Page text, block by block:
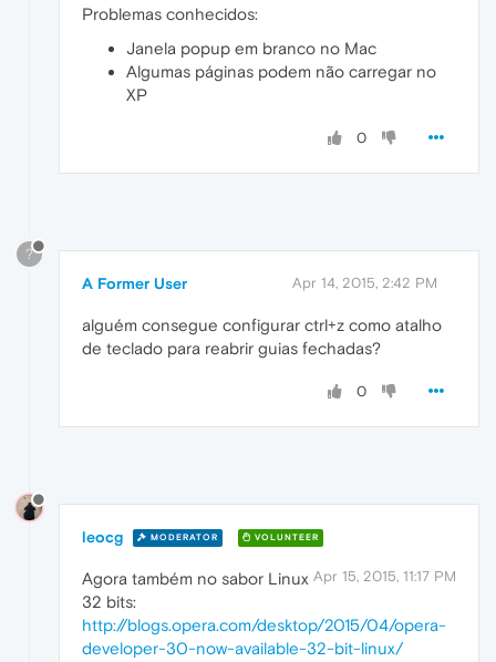
Problemas conhecidos:
Janela popup em branco no Mac
Algumas páginas podem não carregar no
XP
0
?
A Former User Apr 14, 2015, 2:42 PM
alguém consegue configurar ctrl+z como atalho
de teclado para reabrir guias fechadas?
0
leocg MODERATOR VOLUNTEER
Apr 15, 2015, 11:17 PM
Agora também no sabor Linux
32 bits:
http://blogs.opera.com/desktop/2015/04/opera-
developer-30-now-available-32-bit-linux/